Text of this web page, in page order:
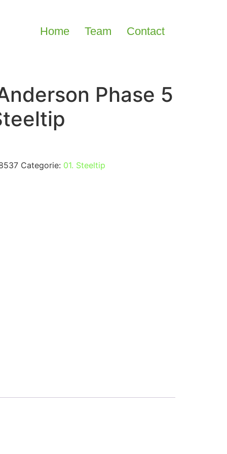
Home Team Contact
Phase 5
Categorie: 01. Steeltip